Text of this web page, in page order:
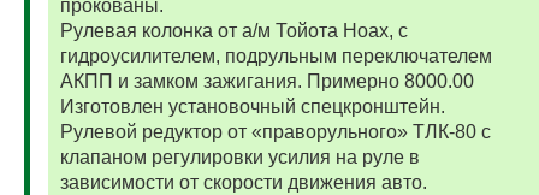
прокованы.
Рулевая колонка от а/м Тойота Ноах, с
гидроусилителем, подрульным переключателем
АКПП и замком зажигания. Примерно 8000.00
Изготовлен установочный спецкронштейн.
Рулевой редуктор от «праворульного» ТЛК-80 с
клапаном регулировки усилия на руле в
зависимости от скорости движения авто.